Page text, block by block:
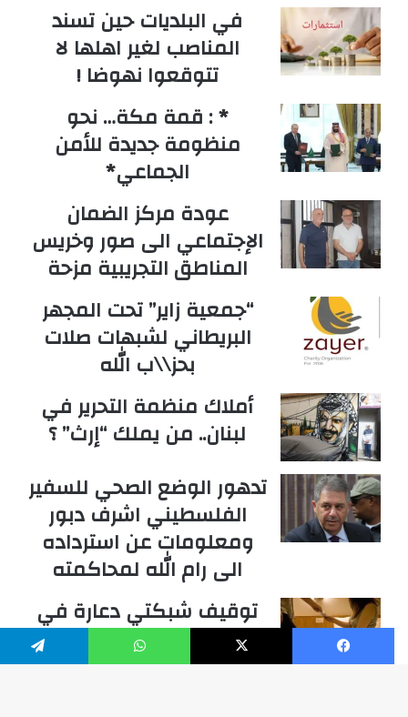
في البلديات حين تسند
المناصب لغير اهلها لا
تتوقعوا نهوضا !
* : قمة مكة… نحو
منظومة جديدة للأمن
الجماعي*
عودة مركز الضمان
الإجتماعي الى صور وخريس
المناطق التجريبية مزحة
“جمعية زاير” تحت المجهر
البريطاني لشبهات صلات
بحز\\ب الله
أملاك منظمة التحرير في
لبنان.. من يملك “إرث” ؟
تدهور الوضع الصحي للسفير
الفلسطيني اشرف دبور
ومعلومات عن استرداده
الى رام الله لمحاكمته
توقيف شبكتي دعارة في
الحمرا وختم فندق ماي
فلاور بالشمع الأحمر
فيسبوك ‫X واتساب تيلقرام